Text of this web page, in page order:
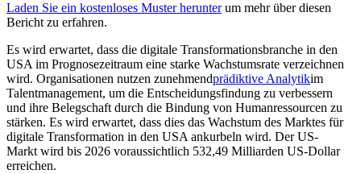
Laden Sie ein kostenloses Muster herunterum mehr über diesen
Bericht zu erfahren.
Es wird erwartet, dass die digitale Transformationsbranche in den
USA im Prognosezeitraum eine starke Wachstumsrate verzeichnen
wird. Organisationen nutzen zunehmendprädiktive Analytikim
Talentmanagement, um die Entscheidungsfindung zu verbessern
und ihre Belegschaft durch die Bindung von Humanressourcen zu
stärken. Es wird erwartet, dass dies das Wachstum des Marktes für
digitale Transformation in den USA ankurbeln wird. Der US-
Markt wird bis 2026 voraussichtlich 532,49 Milliarden US-Dollar
erreichen.